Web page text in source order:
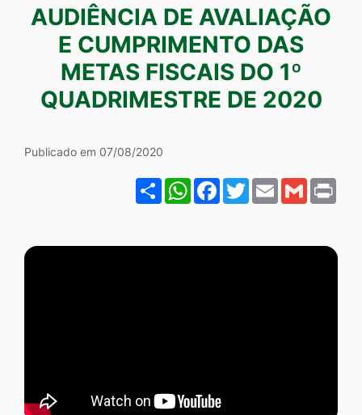
busca
[alt+3]
para
rodapé
AUDIÊNCIA DE AVALIAÇÃO
E CUMPRIMENTO DAS
METAS FISCAIS DO 1º
QUADRIMESTRE DE 2020
Galeria AUDIÊNCIA DE
Publicado em 07/08/2020
ShareWhatsApp
Facebook
Twitter
EmailGmail